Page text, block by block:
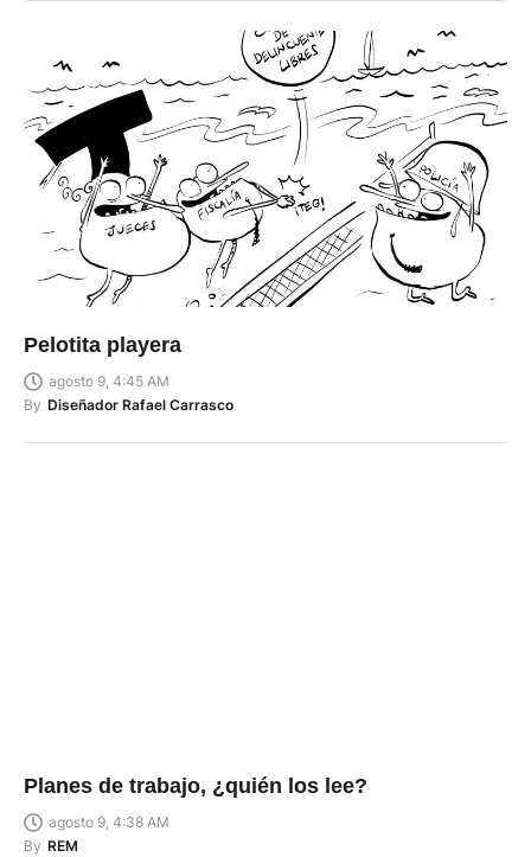
Pelotita playera
agosto 9, 4:45 AM
By Diseñador Rafael Carrasco
Planes de trabajo, ¿quién los lee?
agosto 9, 4:38 AM
By REM